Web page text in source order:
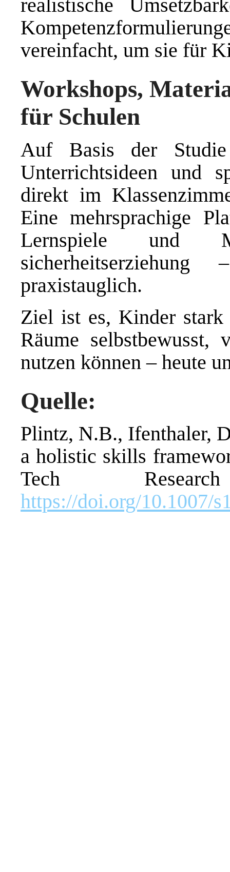
realistische
vereinfacht, um sie für
Workshops,
für Schulen
Auf Basis der Studie
Unterrichtsideen und
direkt im
Eine mehrsprachige
Lernspiele und
praxistauglich.
Ziel ist es, Kinder
Räume selbstbewusst,
nutzen können – heute
Quelle:
Plintz, N.B., Ifenthaler,
a holistic skills
Tech
https://doi.org/10.1007/